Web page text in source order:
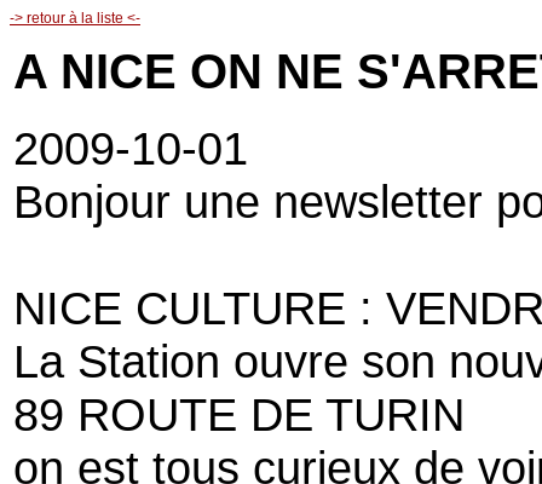
-> retour à la liste <-
A NICE ON NE
2009-10-01
Bonjour une newsletter
NICE CULTURE :
La Station ouvre son
89 ROUTE DE TURIN
on est tous curieux de